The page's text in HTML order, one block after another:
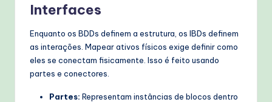
Interfaces
Enquanto os BDDs definem a estrutura, os IBDs definem
as interações. Mapear ativos físicos exige definir como
eles se conectam fisicamente. Isso é feito usando
partes e conectores.
Partes: Representam instâncias de blocos dentro